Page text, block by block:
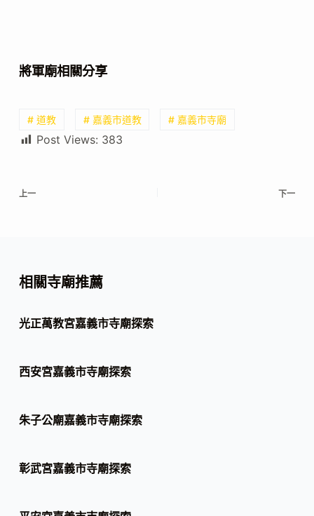
將軍廟相關分享
# 道教 # 嘉義市道教 # 嘉義市寺廟
Post Views: 383
上一 下一
相關寺廟推薦
光正萬教宮嘉義市寺廟探索
西安宮嘉義市寺廟探索
朱子公廟嘉義市寺廟探索
彰武宮嘉義市寺廟探索